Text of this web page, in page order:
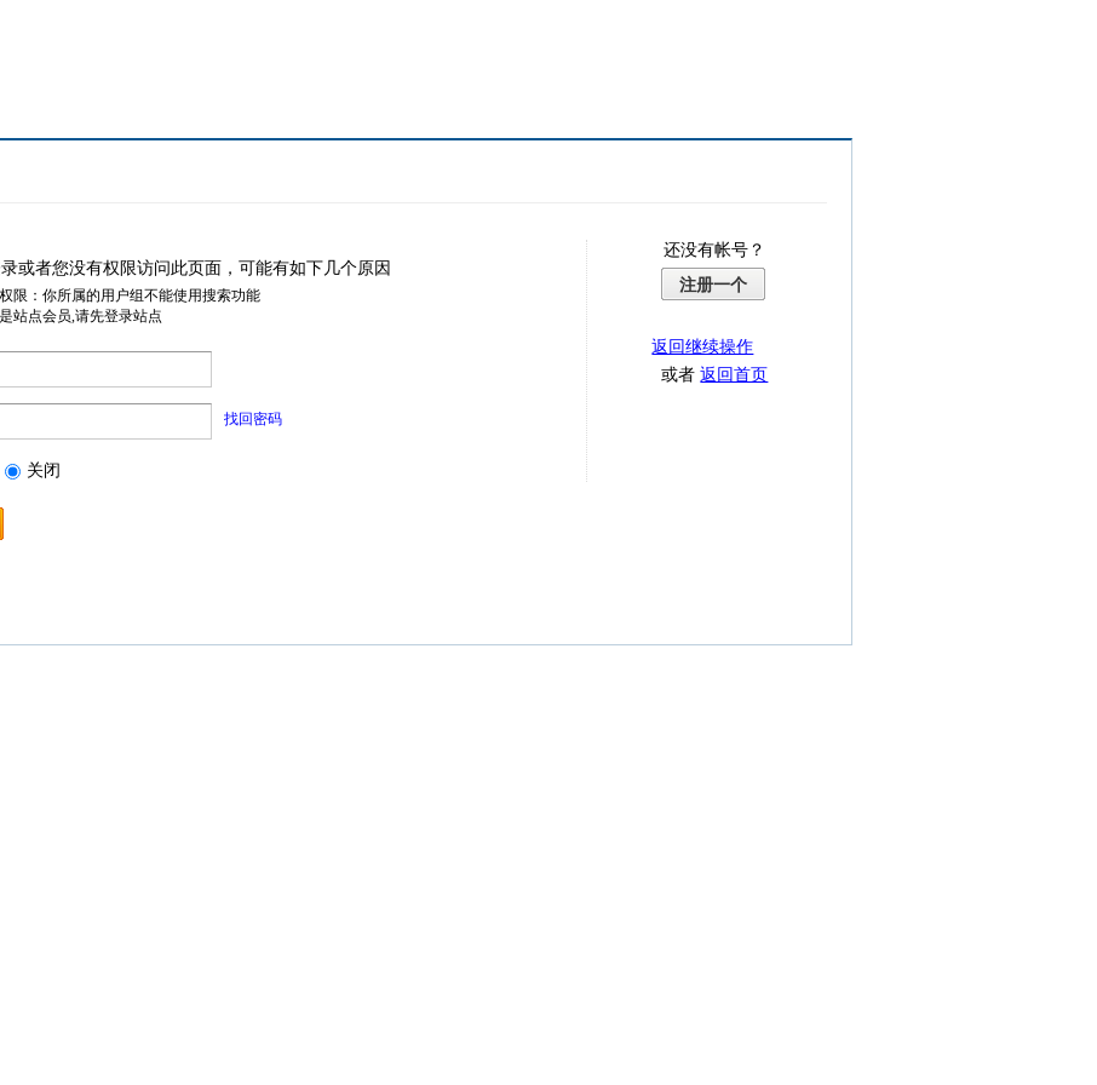
或者您没有权限访问此页面，可能有如下几个原因
限：你所属的用户组不能使用搜索功能
站点会员,请先登录站点
找回密码
关闭
还没有帐号？
注册一个
返回继续操作
或者返回首页